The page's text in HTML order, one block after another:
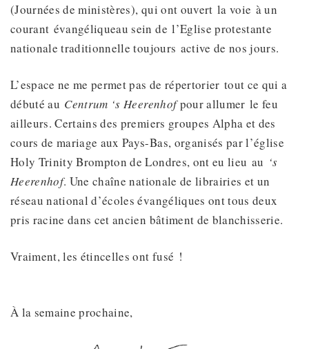
(Journées de ministères), qui ont ouvert la voie à un
courant évangéliqueau sein de l’Eglise protestante
nationale traditionnelle toujours active de nos jours.
L’espace ne me permet pas de répertorier tout ce qui a
débuté au Centrum ‘s Heerenhofpour allumer le feu
ailleurs. Certains des premiers groupes Alpha et des
cours de mariage aux Pays-Bas, organisés par l’église
Holy Trinity Brompton de Londres, ont eu lieu au ‘s
Heerenhof. Une chaîne nationale de librairies et un
réseau national d’écoles évangéliques ont tous deux
pris racine dans cet ancien bâtiment de blanchisserie.
Vraiment, les étincelles ont fusé !
À la semaine prochaine,